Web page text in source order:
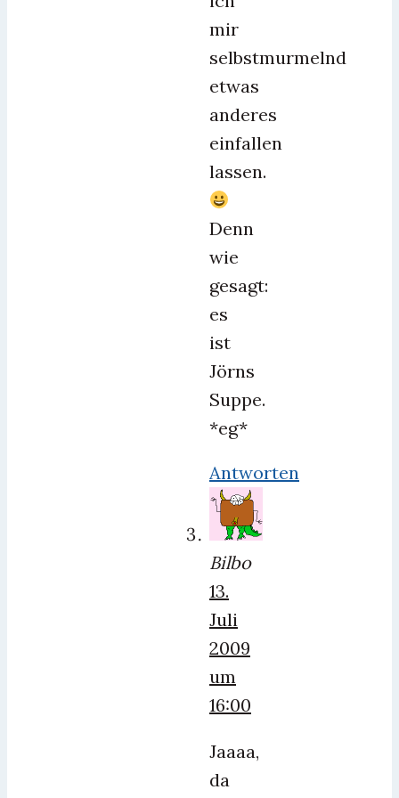
mir
selbstmurmelnd
etwas
anderes
einfallen
lassen.
Denn
wie
gesagt:
es
ist
Jörns
Suppe.
*eg*
Antworten
Bilbo
13.
Juli
2009
um
16:00
Jaaaa,
da